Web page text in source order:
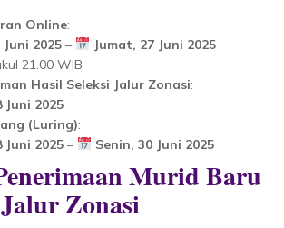
Online:
Juni 2025–
Jumat, 27 Juni 2025
21.00 WIB
Hasil Seleksi Jalur Zonasi:
Juni 2025
(Luring):
Juni 2025– Senin, 30 Juni 2025
Murid Baru
Zonasi